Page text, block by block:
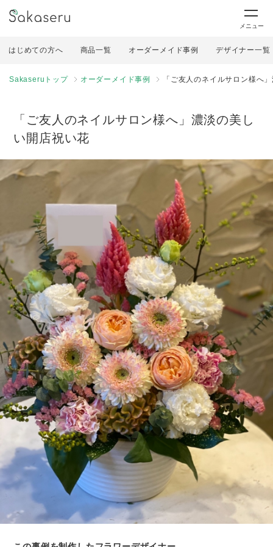
メニュー
はじめての方へ 商品一覧 オーダーメイド事例 デザイナー一覧
Sakaseruトップ オーダーメイド事例 「ご友人のネイルサロン様へ
「ご友人のネイルサロン様へ」濃淡の美し
い開店祝い花